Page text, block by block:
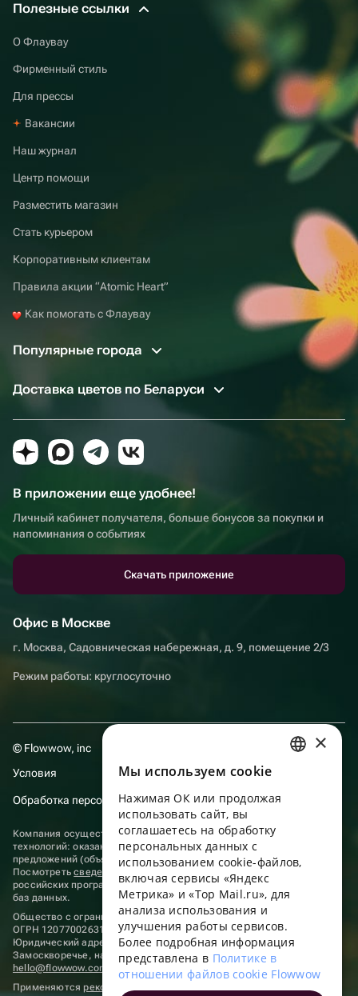
Полезные ссылки
О Флаувау
Фирменный стиль
Для прессы
Вакансии
Наш журнал
Центр помощи
Разместить магазин
Стать курьером
Корпоративным клиентам
Правила акции “Atomic Heart”
Как помогать с Флаувау
Популярные города
Доставка цветов по Беларуси
В приложении еще удобнее!
Личный кабинет получателя, больше бонусов за покупки и
напоминания о событиях
Скачать приложение
Офис в Москве
г. Москва, Садовническая набережная, д. 9, помещение 2/3
Режим работы: круглосуточно
© Flowwow, inc
Условия
Обработка персональных данных
Компания осуществляет деятельность в области информационных
технологий: оказание услуг в сети “Интернет” по размещению
предложений (объявлений) продавцов о реализации товаров.
Посмотретьсведения о программах
, включенных в реестр
российских программ для электронных вычислительных машин и
баз данных.
Общество с ограниченной ответственностью «ФЛАУВАУ»
ОГРН 1207700263198, ИНН 9702020445
Юридический адрес: г. Москва, вн.тер. г. Муниципальный округ
Замоскворечье, наб. Садовническая, д. 9, помещ. 2/3.
hello@flowwow.com
8 800 555-16-15
Применяютсярекомендательные технологии
ENGLISH
UKRAINIAN
PORTUGUESE
FRENCH
TURKISH
×
Мы используем сookie
Нажимая ОК или продолжая
использовать сайт, вы
соглашаетесь на обработку
персональных данных с
использованием cookie-файлов,
включая сервисы «Яндекс
Метрика» и «Top Mail.ru», для
анализа использования и
улучшения работы сервисов.
Более подробная информация
представлена в Политике в
отношении файлов cookie Flowwow